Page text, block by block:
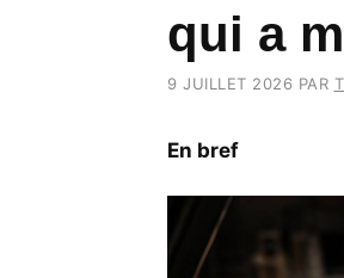
qui a
9 JUILLET 2026 PAR
En bref